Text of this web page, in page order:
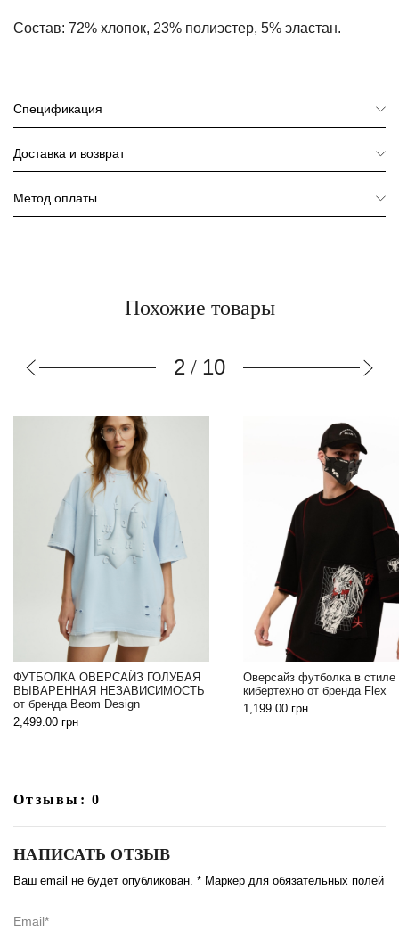
Состав: 72% хлопок, 23% полиэстер, 5% эластан.
Спецификация
Доставка и возврат
Метод оплаты
Похожие товары
3 / 10
Оверсайз футболка в стиле
кибертехно от бренда Flex
1,199.00грн
Beom Design
3,099.00грн
Отзывы: 0
НАПИСАТЬ ОТЗЫВ
Ваш email не будет опубликован. * Маркер для обязательных полей
Email*